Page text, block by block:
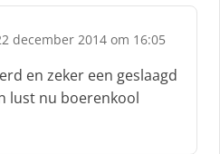
december 2014 om 16:05
en zeker een geslaagd
lust nu boerenkool